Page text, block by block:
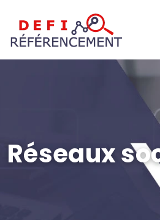
Réseaux